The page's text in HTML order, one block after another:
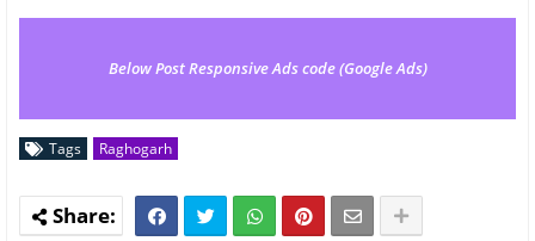
Below Post Responsive Ads code (Google Ads)
Tags Raghogarh